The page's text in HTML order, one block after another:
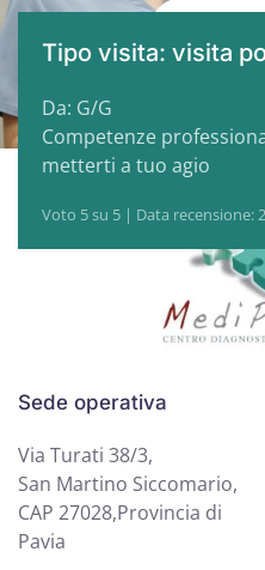
Tipo visita: visita
Da: G/G
Competenze
metterti a tuo agio
Voto 5 su 5 | Data recensione:
Sede operativa
Via Turati 38/3,
San Martino Siccomario,
CAP 27028,Provincia di
Pavia